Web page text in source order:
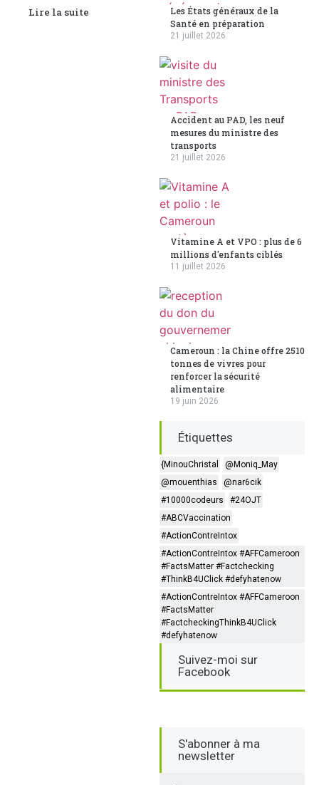
Lire la suite
Les États généraux de la
Santé en préparation
21 juillet 2026
Accident au PAD, les neuf
mesures du ministre des
transports
21 juillet 2026
Vitamine A et VPO : plus de 6
millions d'enfants ciblés
11 juillet 2026
Cameroun : la Chine offre 2510
tonnes de vivres pour
renforcer la sécurité
alimentaire
19 juin 2026
Étiquettes
{MinouChristal
@Moniq_May
@mouenthias
@nar6cik
#10000codeurs
#24OJT
#ABCVaccination
#ActionContreIntox
#ActionContreIntox #AFFCameroon
#FactsMatter #Factchecking
#ThinkB4UClick #defyhatenow
#ActionContreIntox #AFFCameroon
#FactsMatter
#FactcheckingThinkB4UClick
#defyhatenow
Suivez-moi sur
Facebook
S'abonner à ma
newsletter